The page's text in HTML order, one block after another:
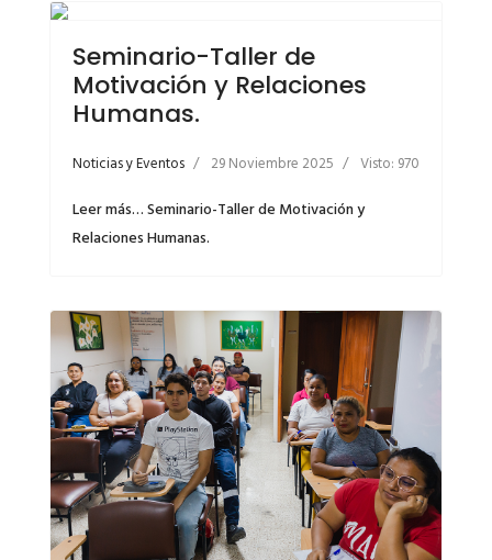
Seminario-Taller de
Motivación y Relaciones
Humanas.
Noticias y Eventos 29 Noviembre 2025 Visto: 970
Leer más… Seminario-Taller de Motivación y
Relaciones Humanas.